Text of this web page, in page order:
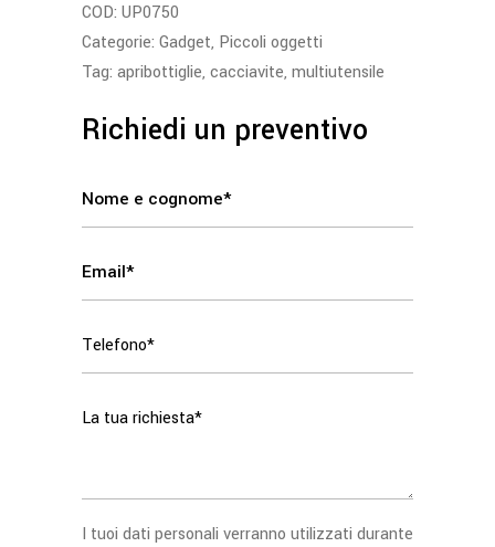
COD: UP0750
Categorie: Gadget, Piccoli oggetti
Tag: apribottiglie, cacciavite, multiutensile
Richiedi un preventivo
I tuoi dati personali verranno utilizzati durante